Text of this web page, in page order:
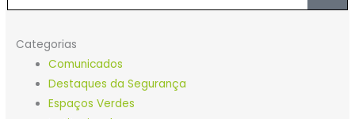
Categorias
Comunicados
Destaques da Segurança
Espaços Verdes